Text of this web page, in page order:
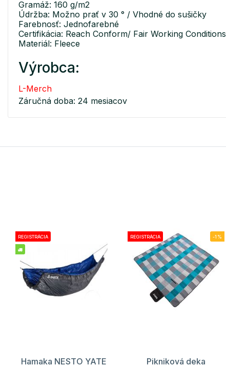
Gramáž: 160 g/m2
Údržba: Možno prať v 30 ° / Vhodné do sušičky
Farebnosť: Jednofarebné
Certifikácia: Reach Conform/ Fair Working Conditions
Materiál: Fleece
Výrobca:
L-Merch
Záručná doba: 24 mesiacov
REGISTRÁCIA
Hamaka NESTO YATE
REGISTRÁCIA -1%
Pikniková deka